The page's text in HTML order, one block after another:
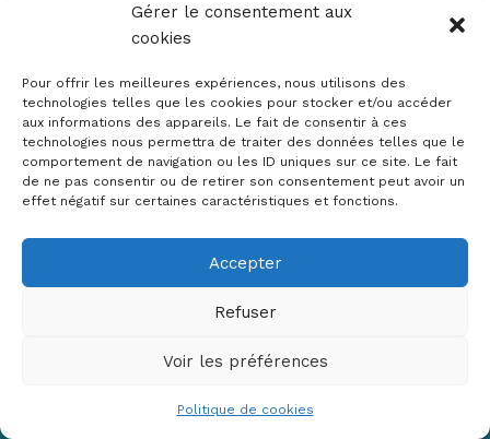
Gérer le consentement aux
cookies
Pour offrir les meilleures expériences, nous utilisons des
technologies telles que les cookies pour stocker et/ou accéder
aux informations des appareils. Le fait de consentir à ces
technologies nous permettra de traiter des données telles que le
comportement de navigation ou les ID uniques sur ce site. Le fait
de ne pas consentir ou de retirer son consentement peut avoir un
effet négatif sur certaines caractéristiques et fonctions.
Accepter
Refuser
Voir les préférences
Politique de cookies
Bâtiment Laennec
13100 Aix-en-Provence
✉ contact@crige-paca.org
Mentions légales
RGPD
Copyright © 2026 Crige PACA